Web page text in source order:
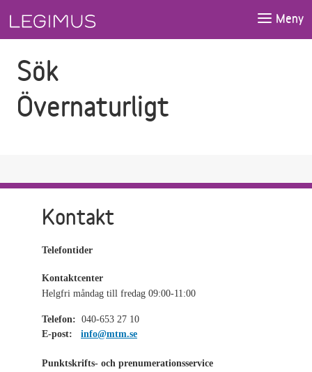
Meny
Sök
Övernaturligt
Kontakt
Telefontider
Kontaktcenter
Helgfri måndag till fredag 09:00-11:00
Telefon: 040-653 27 10
E-post:
info@mtm.se
Punktskrifts- och prenumerationsservice